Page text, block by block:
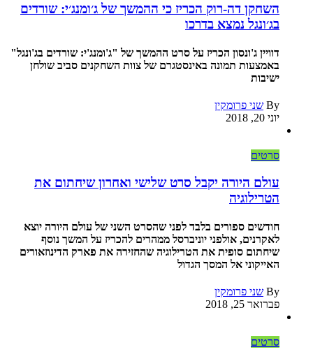
השחקן דה-רוק הכריז כי ההמשך של ג׳ומנג׳י: שורדים
בג׳ונגל נמצא בדרכו
דוויין ג'ונסון הכריז על סרט ההמשך של "ג'ומנג'י: שורדים בג'ונגל"
באמצעות תמונה באינסטגרם של צוות השחקנים סביב שולחן
ישיבות
By שני פרומקין
יוני 20, 2018
סרטים
עולם היורה יקבל סרט שלישי ואחרון שיחתום את
הטרילוגיה
חודשים ספורים בלבד לפני שהסרט השני של עולם היורה יוצא
לאקרנים, אולפני יוניברסל ממהרים להכריז על המשך נוסף
שיחתום סופית את הטרילוגיה שהחזירה את פארק הדינוזאורים
האייקוני אל המסך הגדול
By שני פרומקין
פברואר 25, 2018
סרטים